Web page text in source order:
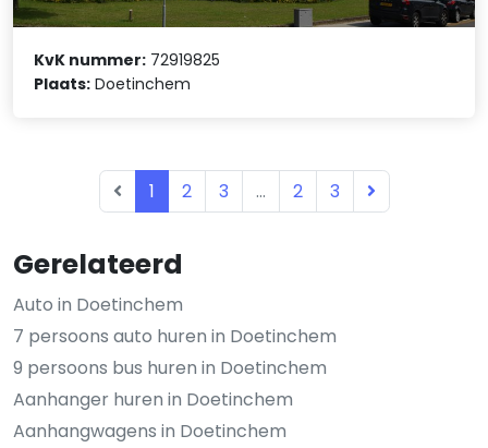
Gerelateerd
Auto in Doetinchem
7 persoons auto huren in Doetinchem
9 persoons bus huren in Doetinchem
Aanhanger huren in Doetinchem
Aanhangwagens in Doetinchem
KvK nummer: 72919825
Plaats: Doetinchem
1 2 3 ... 2 3